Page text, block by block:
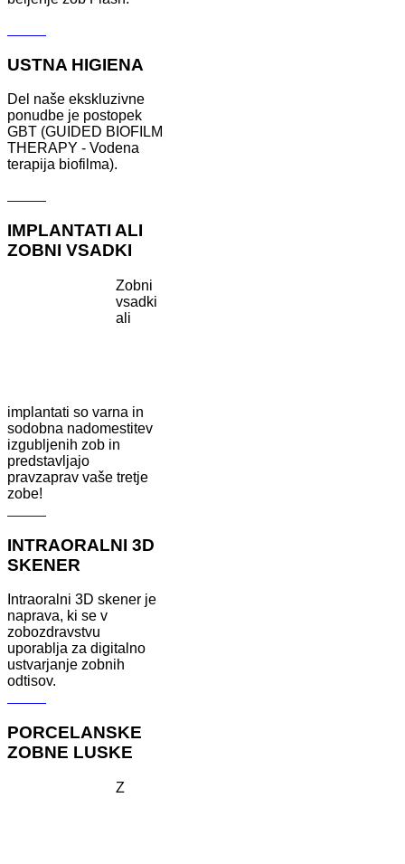
USTNA HIGIENA
Del naše ekskluzivne
ponudbe je postopek
GBT (GUIDED BIOFILM
THERAPY - Vodena
terapija biofilma).
IMPLANTATI ALI
ZOBNI VSADKI
Zobni
vsadki
ali
implantati so varna in
sodobna nadomestitev
izgubljenih zob in
predstavljajo
pravzaprav vaše tretje
zobe!
INTRAORALNI 3D
SKENER
Intraoralni 3D skener je
naprava, ki se v
zobozdravstvu
uporablja za digitalno
ustvarjanje zobnih
odtisov.
PORCELANSKE
ZOBNE LUSKE
Z